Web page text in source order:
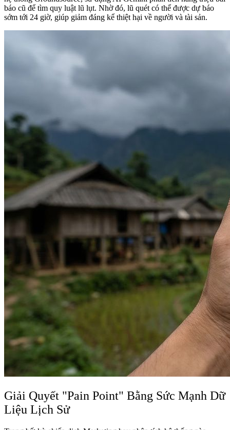
báo cũ để tìm quy luật lũ lụt. Nhờ đó, lũ quét có thể được dự báo
sớm tới 24 giờ, giúp giảm đáng kể thiệt hại về người và tài sản.
Giải Quyết "Pain Point" Bằng Sức Mạnh Dữ
Liệu Lịch Sử